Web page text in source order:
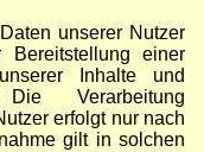
unserer Nutzer
einer
Inhalte und
Verarbeitung
erfolgt nur nach
gilt in solchen